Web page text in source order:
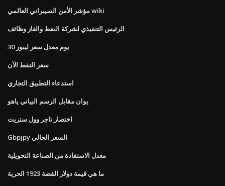
مؤشر الأمن السيبراني العالمي wiki
الرئيس التنفيذي لشركة النفط والغاز وظائف
30 يوم معدل سعر ليبور
سعر النفط الآن
استدعاء التطبيق التجاري
يوان مقابل الرسم البياني ياهو
اختصار تاجر وول ستريت
Gbpjpy السعر الحالي
معدل الاستفادة من الصناعة التحويلية
ما هي قيمة دولار الفضة 1923 الحرية